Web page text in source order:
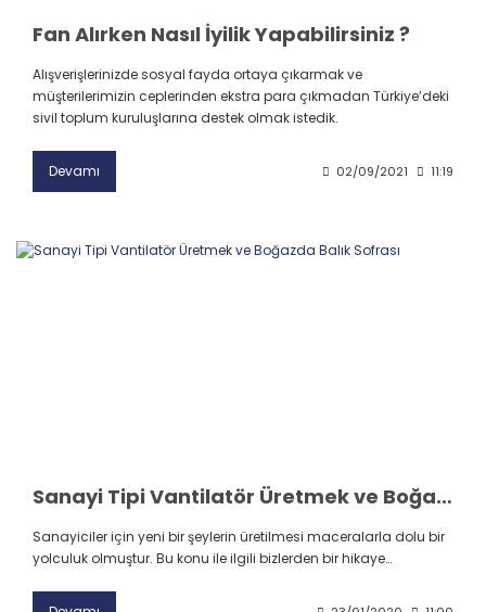
Fan Alırken Nasıl İyilik Yapabilirsiniz ?
Alışverişlerinizde sosyal fayda ortaya çıkarmak ve
müşterilerimizin ceplerinden ekstra para çıkmadan Türkiye’deki
sivil toplum kuruluşlarına destek olmak istedik.
Devamı 02/09/2021 11:19
Sanayi Tipi Vantilatör Üretmek ve Boğazda Balık Sofrası
Sanayiciler için yeni bir şeylerin üretilmesi maceralarla dolu bir
yolculuk olmuştur. Bu konu ile ilgili bizlerden bir hikaye…